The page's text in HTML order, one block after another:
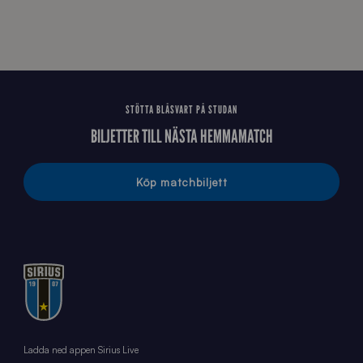
STÖTTA BLÅSVART PÅ STUDAN
BILJETTER TILL NÄSTA HEMMAMATCH
Köp matchbiljett
Ladda ned appen Sirius Live